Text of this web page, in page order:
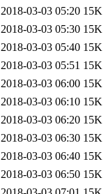
2018-03-03 05:20 15K
2018-03-03 05:30 15K
2018-03-03 05:40 15K
2018-03-03 05:51 15K
2018-03-03 06:00 15K
2018-03-03 06:10 15K
2018-03-03 06:20 15K
2018-03-03 06:30 15K
2018-03-03 06:40 15K
2018-03-03 06:50 15K